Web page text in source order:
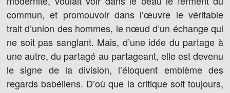
commun, et promouvoir dans l’œuvre le véritable
trait d’union des hommes, le nœud d’un échange qui
ne soit pas sanglant. Mais, d’une idée du partage à
une autre, du partagé au partageant, elle est devenu
le signe de la division, l’éloquent emblème des
regards babéliens. D’où que la critique soit toujours,